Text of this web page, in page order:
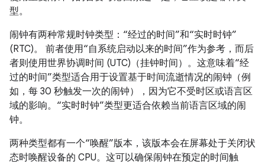
型。
闹钟有两种常规时钟类型：“经过的时间”和“实时时钟”
(RTC)。 前者使用“自系统启动以来的时间”作为参考，而后
者则使用世界协调时间 (UTC)（挂钟时间）。这意味着“经
过的时间”类型适合用于设置基于时间流逝情况的闹钟（例
如，每 30 秒触发一次的闹钟），因为它不受时区或语言区
域的影响。“实时时钟”类型更适合依赖当前语言区域的闹
钟。
两种类型都有一个“唤醒”版本，该版本会在屏幕处于关闭状
态时唤醒设备的 CPU。这可以确保闹钟在预定的时间触